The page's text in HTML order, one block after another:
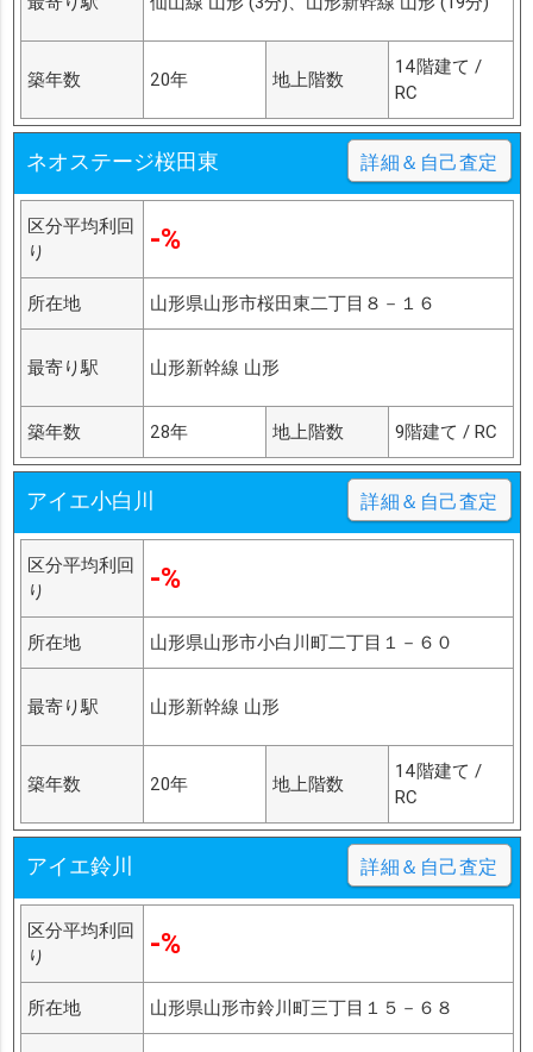
築年数 20年 地上階数
14階建て /
RC
ネオステージ桜田東 詳細＆自己査定
区分平均利回
り
-%
所在地 山形県山形市桜田東二丁目８－１６
最寄り駅 山形新幹線 山形
築年数 28年 地上階数 9階建て / RC
アイエ小白川 詳細＆自己査定
区分平均利回
り
-%
所在地 山形県山形市小白川町二丁目１－６０
最寄り駅 山形新幹線 山形
築年数 20年 地上階数
14階建て /
RC
アイエ鈴川 詳細＆自己査定
区分平均利回
り
-%
所在地 山形県山形市鈴川町三丁目１５－６８